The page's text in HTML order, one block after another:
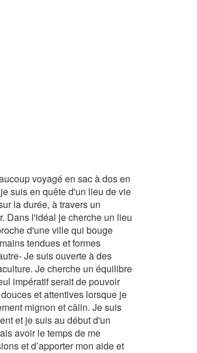
voyagé en sac à dos en
suis en quête d'un lieu de vie
la durée, à travers un
Dans l'idéal je cherche un lieu
d'une ville qui bouge
tendues et formes
Je suis ouverte à des
Je cherche un équilibre
impératif serait de pouvoir
et attentives lorsque je
mignon et câlin. Je suis
et je suis au début d'un
avoir le temps de me
et d’apporter mon aide et